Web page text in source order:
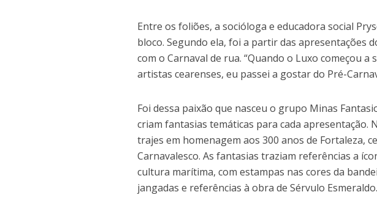
Entre os foliões, a socióloga e educadora social
bloco. Segundo ela, foi a partir das apresentações
com o Carnaval de rua. “Quando o Luxo começou
artistas cearenses, eu passei a gostar do Pré-
Foi dessa paixão que nasceu o grupo Minas
criam fantasias temáticas para cada
trajes em homenagem aos 300 anos de Fortaleza,
Carnavalesco. As fantasias traziam referências a
cultura marítima, com estampas nas cores da
jangadas e referências à obra de Sérvulo Esmeraldo.